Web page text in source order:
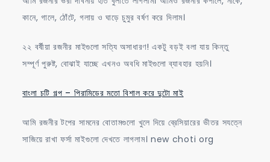
কানে, গালে, ঠোঁটে, গলায় ও ঘাড়ে চুমুর বর্ষণ করে দিলাম।
২২ বর্ষীয়া রজনীর মাইগুলো সত্যি অসাধারণ! একটু বড়ই বলা যায় কিন্তু
সম্পূর্ণ পুরুষ্ট, বোঝাই যাচ্ছে এখনও অবধি মাইগুলো ব্যাবহার হয়নি।
বাংলা চটি গল্প – পিরামিডের মতো বিশাল করে দুটো মাই
আমি রজনীর টপের সামনের বোতামগুলো খুলে দিয়ে ব্রেসিয়ারের ভীতর সযত্নে
সাজিয়ে রাখা ফর্সা মাইগুলো দেখতে লাগলাম। new choti org